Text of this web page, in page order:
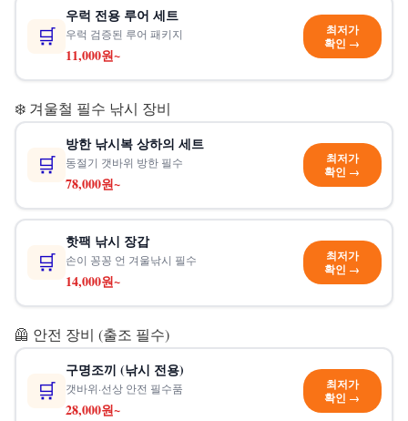
🛒
우럭 전용 루어 세트
우럭 검증된 루어 패키지
11,000원~
최저가
확인 →
❄️ 겨울철 필수 낚시 장비
🛒
방한 낚시복 상하의 세트
동절기 갯바위 방한 필수
78,000원~
최저가
확인 →
🛒
핫팩 낚시 장갑
손이 꽁꽁 언 겨울낚시 필수
14,000원~
최저가
확인 →
🦺 안전 장비 (출조 필수)
🛒
구명조끼 (낚시 전용)
갯바위·선상 안전 필수품
28,000원~
최저가
확인 →